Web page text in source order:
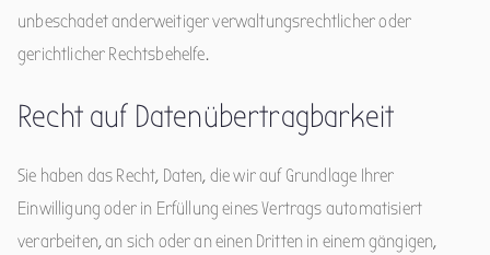
unbeschadet anderweitiger verwaltungsrechtlicher oder
gerichtlicher Rechtsbehelfe.
Recht auf Daten­übertrag­barkeit
Sie haben das Recht, Daten, die wir auf Grundlage Ihrer
Einwilligung oder in Erfüllung eines Vertrags automatisiert
verarbeiten, an sich oder an einen Dritten in einem gängigen,